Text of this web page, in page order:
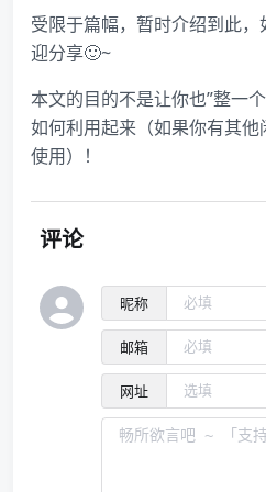
受限于篇幅，暂时介绍到此
迎分享🙂~
本文的目的不是让你也”整一
如何利用起来（如果你有其
使用）！
评论
昵称
邮箱
网址